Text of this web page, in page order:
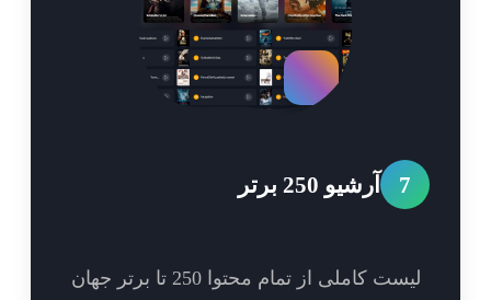
آرشیو 250 برتر
لیست کاملی از تمام محتوا 250 تا برتر جهان